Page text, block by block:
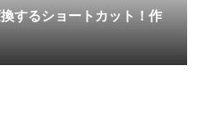
するショートカット！作